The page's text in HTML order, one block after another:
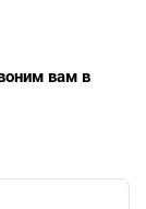
вам в